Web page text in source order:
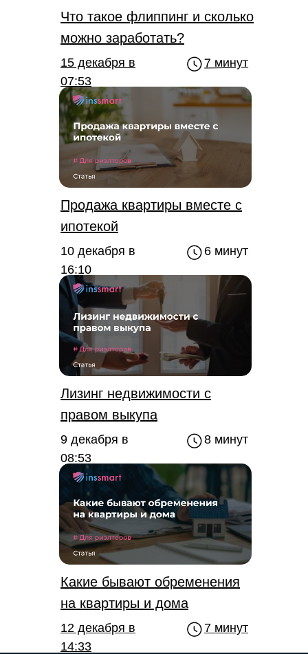
Лизинг недвижимости с
правом выкупа
9 декабря в
08:53
Продажа квартиры вместе с
ипотекой
10 декабря в
16:10
6 минут
Что такое флиппинг и сколько
можно заработать?
15 декабря в
07:53
7 минут
Какие бывают обременения
на квартиры и дома
12 декабря в
14:33
7 минут
8 минут